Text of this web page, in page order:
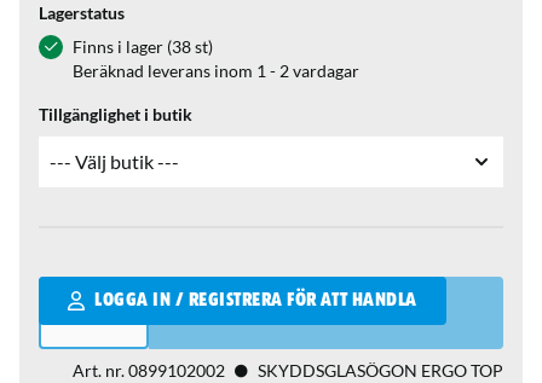
Lagerstatus
Finns i lager (38 st)
Beräknad leverans inom 1 - 2 vardagar
Tillgänglighet i butik
LOGGA IN / REGISTRERA FÖR ATT HANDLA
Qantity
Art. nr.0899102002 SKYDDSGLASÖGON ERGO TOP